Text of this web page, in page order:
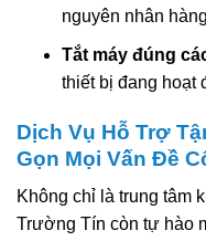
nguyên nhân
Tắt máy đúng
thiết bị đang hoạt
Dịch Vụ Hỗ Trợ
Gọn Mọi Vấn Đề
Không chỉ là trung tâm
Trường Tín còn tự hào